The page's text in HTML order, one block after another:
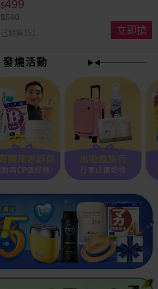
$499
$590
已銷售151 立即搶
發燒活動